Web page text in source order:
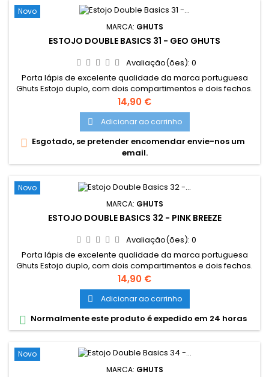
Novo
MARCA: GHUTS
ESTOJO DOUBLE BASICS 31 - GEO GHUTS
Avaliação(ões): 0
Porta lápis de excelente qualidade da marca portuguesa
Ghuts Estojo duplo, com dois compartimentos e dois fechos.
Dimensões: 20,5 x 9,5 x 8 cm Características: Polyester 600D;
Fechos e cursor certificados YKK
Preço
14,90 €
 Adicionar ao carrinho
 Esgotado, se pretender encomendar envie-nos um
email.
Novo
MARCA: GHUTS
ESTOJO DOUBLE BASICS 32 - PINK BREEZE
Avaliação(ões): 0
Porta lápis de excelente qualidade da marca portuguesa
Ghuts Estojo duplo, com dois compartimentos e dois fechos.
Dimensões: 20,5 x 9,5 x 8 cm Características: Polyester 600D;
Fechos e cursor certificados YKK
Preço
14,90 €
 Adicionar ao carrinho
 Normalmente este produto é expedido em 24 horas
Novo
MARCA: GHUTS